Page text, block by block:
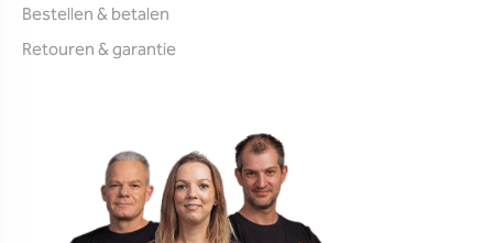
Bestellen & betalen
Retouren & garantie